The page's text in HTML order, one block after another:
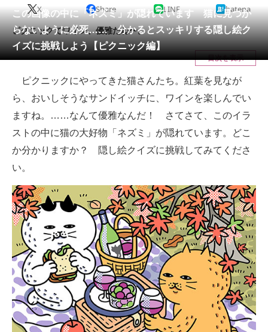
会員記事
メディア
注目記事を集めた総合ページ
スマホと通信の最新トレンド
進化するPCとデバイスの未来
ビジネスと働き方のヒント
AI活用のいまが分かる
企業ITのトレンドを詳説
経営リーダーのコミュニティ
マーケ×ITの今がよく分かる
ITエンジニア向け専門サイト
この画像の中に「ネズミ」が隠れています 猫に見つか
らないように必死…… 分かるとスッキリする隠し絵ク
イズに挑戦しよう【ピクニック編】
X Share LINE hatena
ピクニックでワイン、優雅だね〜。
目次を表示
ピクニックにやってきた猫さんたち。紅葉を見なが
ら、おいしそうなサンドイッチに、ワインを楽しんでい
ますね。……なんて優雅なんだ！ さてさて、このイラ
ストの中に猫の大好物「ネズミ」が隠れています。どこ
か分かりますか？ 隠し絵クイズに挑戦してみてくださ
い。